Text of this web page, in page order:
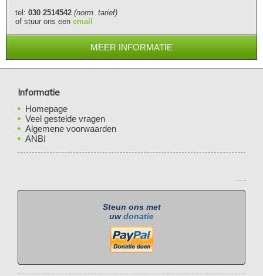
tel: 030 2514542 (norm. tarief)
of stuur ons een email
MEER INFORMATIE
Informatie
Homepage
Veel gestelde vragen
Algemene voorwaarden
ANBI
Steun ons met
uwdonatie